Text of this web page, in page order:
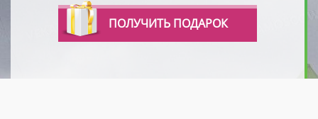
ПОЛУЧИТЬ ПОДАРОК